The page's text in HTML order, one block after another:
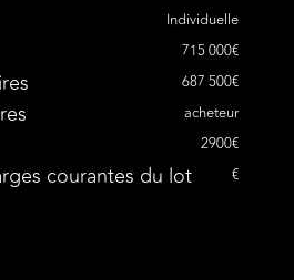
Individuelle
715 000€
687 500€
acheteur
2900€
courantes du lot €